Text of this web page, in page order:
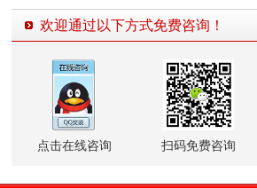
欢迎通过以下方式免费咨询！
点击在线咨询 扫码免费咨询